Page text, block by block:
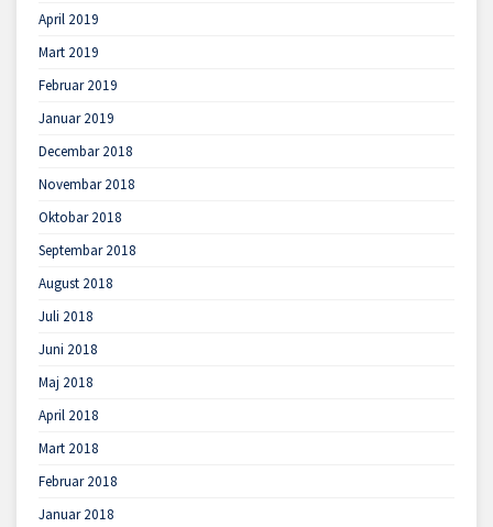
April 2019
Mart 2019
Februar 2019
Januar 2019
Decembar 2018
Novembar 2018
Oktobar 2018
Septembar 2018
August 2018
Juli 2018
Juni 2018
Maj 2018
April 2018
Mart 2018
Februar 2018
Januar 2018